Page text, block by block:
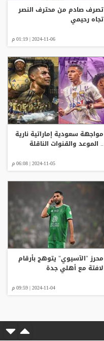
تصرف صادم من محترف النصر
تجاه رحيمي
2024-11-06 | 01:19 م
مواجهة سعودية إماراتية نارية
.. الموعد والقنوات الناقلة
2024-11-05 | 06:08 م
محرز "الآسيوي" يتوهج بأرقام
لافتة مع أهلي جدة
2024-11-04 | 09:59 م